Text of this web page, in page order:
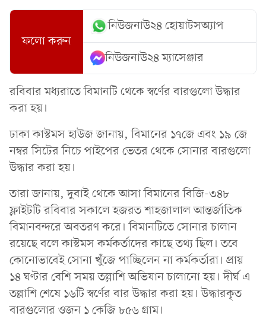
ফলো করুন
নিউজনাউ২৪ হোয়াটসঅ্যাপ
নিউজনাউ২৪ ম্যাসেঞ্জার
রবিবার মধ্যরাতে বিমানটি থেকে স্বর্ণের বারগুলো উদ্ধার
করা হয়।
ঢাকা কাস্টমস হাউজ জানায়, বিমানের ১৭জে এবং ১৯ জে
নম্বর সিটের নিচে পাইপের ভেতর থেকে সোনার বারগুলো
উদ্ধার করা হয়।
তারা জানায়, দুবাই থেকে আসা বিমানের বিজি-৩৪৮
ফ্লাইটটি রবিবার সকালে হজরত শাহজালাল আন্তর্জাতিক
বিমানবন্দরে অবতরণ করে। বিমানটিতে সোনার চালান
রয়েছে বলে কাস্টমস কর্মকর্তাদের কাছে তথ্য ছিল। তবে
কোনোভাবেই সোনা খুঁজে পাচ্ছিলেন না কর্মকর্তারা। প্রায়
১৪ ঘণ্টার বেশি সময় তল্লাশি অভিযান চালানো হয়। দীর্ঘ এ
তল্লাশি শেষে ১৬টি স্বর্ণের বার উদ্ধার করা হয়। উদ্ধারকৃত
বারগুলোর ওজন ১ কেজি ৮৫৬ গ্রাম।